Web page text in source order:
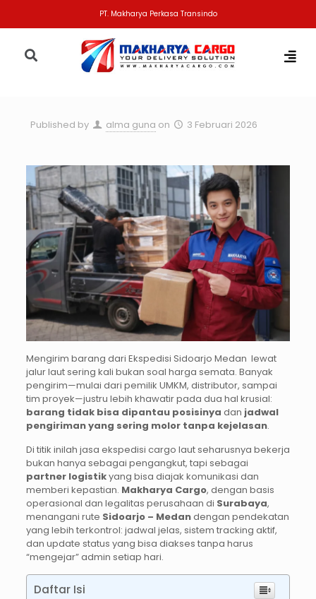
PT. Makharya Perkasa Transindo
Published by alma guna on 3 Februari 2026
Mengirim barang dari Ekspedisi Sidoarjo Medan lewat
jalur laut sering kali bukan soal harga semata. Banyak
pengirim—mulai dari pemilik UMKM, distributor, sampai
tim proyek—justru lebih khawatir pada dua hal krusial:
barang tidak bisa dipantau posisinya dan jadwal
pengiriman yang sering molor tanpa kejelasan.
Di titik inilah jasa ekspedisi cargo laut seharusnya bekerja
bukan hanya sebagai pengangkut, tapi sebagai
partner logistikyang bisa diajak komunikasi dan
memberi kepastian. Makharya Cargo, dengan basis
operasional dan legalitas perusahaan di Surabaya,
menangani rute Sidoarjo – Medandengan pendekatan
yang lebih terkontrol: jadwal jelas, sistem tracking aktif,
dan update status yang bisa diakses tanpa harus
“mengejar” admin setiap hari.
Daftar Isi